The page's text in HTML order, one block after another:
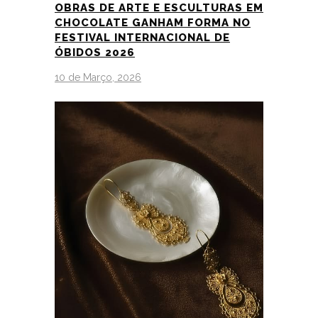
OBRAS DE ARTE E ESCULTURAS EM
CHOCOLATE GANHAM FORMA NO
FESTIVAL INTERNACIONAL DE
ÓBIDOS 2026
10 de Março, 2026